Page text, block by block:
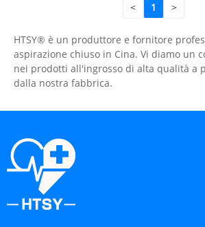
< 1 >
HTSY® è un produttore e fornitore
aspirazione chiuso in Cina. Vi diamo un
nei prodotti all'ingrosso di alta qualità a
dalla nostra fabbrica.